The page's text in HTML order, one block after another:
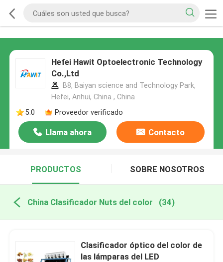
Hefei Hawit Optoelectronic Technology
Co.,Ltd
B8, Baiyan science and Technology Park,
Hefei, Anhui, China , China
5.0
Proveedor verificado
Llama ahora Contacto
PRODUCTOS SOBRE NOSOTROS
China Clasificador Nuts del color (34)
Clasificador óptico del color de
las lámparas del LED